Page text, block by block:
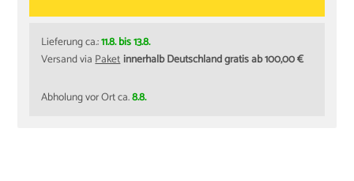
Lieferung ca.:11.8. bis 13.8.
Versand viaPaketinnerhalb Deutschland gratis ab 100,00 €
Abholung vor Ort ca.8.8.